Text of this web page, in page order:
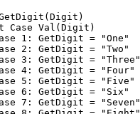
Case Val(Digit)
1: GetDigit = "One"
2: GetDigit = "Two"
3: GetDigit = "Three"
4: GetDigit = "Four"
5: GetDigit = "Five"
6: GetDigit = "Six"
7: GetDigit = "Seven"